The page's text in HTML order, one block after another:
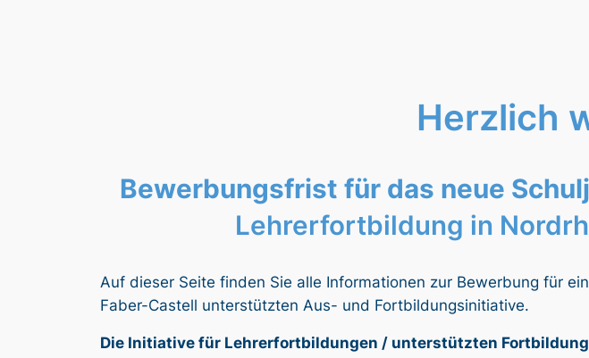
Herzlich
Bewerbungsfrist für das neue
Lehrerfortbildung in
Auf dieser Seite finden Sie alle Informationen zur Bewerbung für
Faber-Castell unterstützten Aus- und Fortbildungsinitiative.
Die Initiative für Lehrerfortbildungen / unterstützten